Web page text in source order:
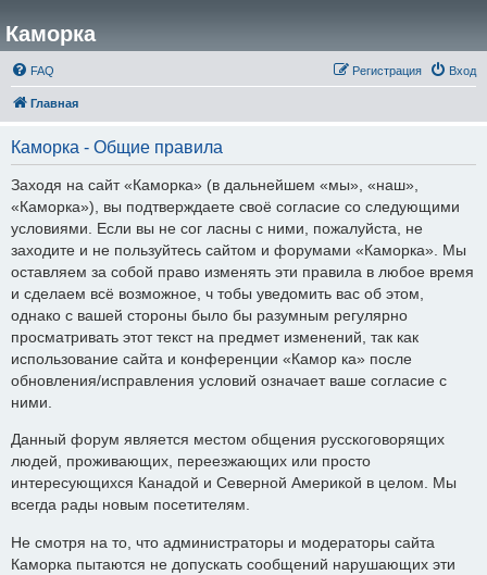
Каморка
FAQ Вход
Регистрация
Главная
Каморка - Общие правила
Заходя на сайт «Каморка» (в дальнейшем «мы», «наш»,
«Каморка»), вы подтверждаете своё согласие со следующими
условиями. Если вы не сог ласны с ними, пожалуйста, не
заходите и не пользуйтесь сайтом и форумами «Каморка». Мы
оставляем за собой право изменять эти правила в любое время
и сделаем всё возможное, ч тобы уведомить вас об этом,
однако с вашей стороны было бы разумным регулярно
просматривать этот текст на предмет изменений, так как
использование сайта и конференции «Камор ка» после
обновления/исправления условий означает ваше согласие с
ними.
Данный форум является местом общения русскоговорящих
людей, проживающих, переезжающих или просто
интересующихся Канадой и Северной Америкой в целом. Мы
всегда рады новым посетителям.
Не смотря на то, что администраторы и модераторы сайта
Каморка пытаются не допускать сообщений нарушающих эти